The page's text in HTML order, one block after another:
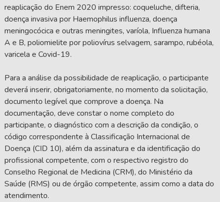
reaplicação do Enem 2020 impresso: coqueluche, difteria,
doença invasiva por Haemophilus influenza, doença
meningocócica e outras meningites, varíola, Influenza humana
A e B, poliomielite por poliovírus selvagem, sarampo, rubéola,
varicela e Covid-19.
Para a análise da possibilidade de reaplicação, o participante
deverá inserir, obrigatoriamente, no momento da solicitação,
documento legível que comprove a doença. Na
documentação, deve constar o nome completo do
participante, o diagnóstico com a descrição da condição, o
código correspondente à Classificação Internacional de
Doença (CID 10), além da assinatura e da identificação do
profissional competente, com o respectivo registro do
Conselho Regional de Medicina (CRM), do Ministério da
Saúde (RMS) ou de órgão competente, assim como a data do
atendimento.